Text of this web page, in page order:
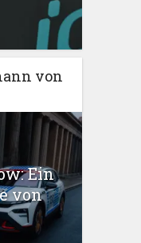
von
Ein
von